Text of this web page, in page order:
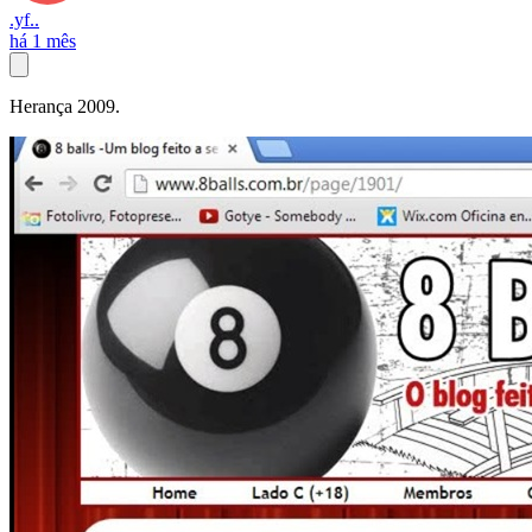
.yf..
há 1 mês
Herança 2009.